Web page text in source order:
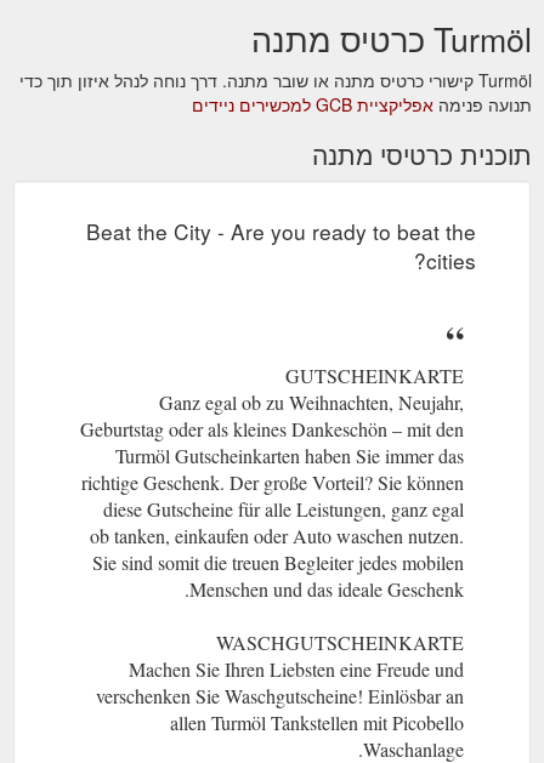
Turmöl כרטיס מתנה
Turmöl קישורי כרטיס מתנה או שובר מתנה. דרך נוחה לנהל איזון תוך כדי
תנועה פנימה אפליקציית GCB למכשירים ניידים
תוכנית כרטיסי מתנה
Beat the City - Are you ready to beat the
cities?
GUTSCHEINKARTE
Ganz egal ob zu Weihnachten, Neujahr,
Geburtstag oder als kleines Dankeschön – mit den
Turmöl Gutscheinkarten haben Sie immer das
richtige Geschenk. Der große Vorteil? Sie können
diese Gutscheine für alle Leistungen, ganz egal
ob tanken, einkaufen oder Auto waschen nutzen.
Sie sind somit die treuen Begleiter jedes mobilen
Menschen und das ideale Geschenk.
WASCHGUTSCHEINKARTE
Machen Sie Ihren Liebsten eine Freude und
verschenken Sie Waschgutscheine! Einlösbar an
allen Turmöl Tankstellen mit Picobello
Waschanlage.